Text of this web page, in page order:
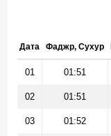
Дата Фаджр, Сухур
01 01:51
02 01:51
03 01:52